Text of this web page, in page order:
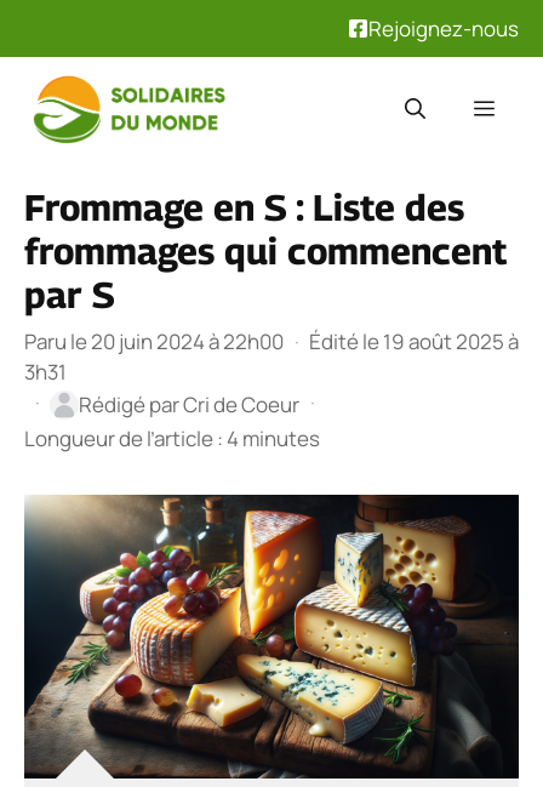
Rejoignez-nous
contenu
Frommage en S : Liste des
frommages qui commencent
par S
Paru le 20 juin 2024 à 22h00 · Édité le 19 août 2025 à
3h31
·
Rédigé parCri de Coeur ·
Longueur de l’article : 4 minutes